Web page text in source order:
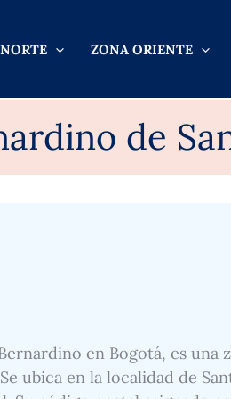
ZONA ORIENTE
de
en Bogotá, es una
ubica en la localidad de